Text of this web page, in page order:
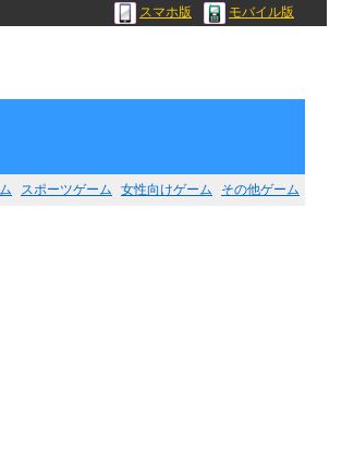
スマホ版 モバイル版
スポーツゲーム 女性向けゲーム その他ゲーム